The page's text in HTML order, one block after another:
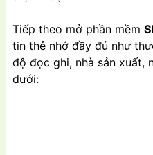
Tiếp theo mở phần mềm
tin thẻ nhớ đầy đủ như
độ đọc ghi, nhà sản xuất,
dưới: